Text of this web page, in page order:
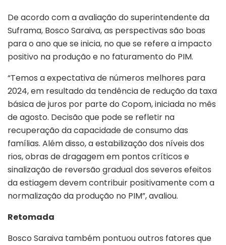
De acordo com a avaliação do superintendente da
Suframa, Bosco Saraiva, as perspectivas são boas
para o ano que se inicia, no que se refere a impacto
positivo na produção e no faturamento do PIM.
“Temos a expectativa de números melhores para
2024, em resultado da tendência de redução da taxa
básica de juros por parte do Copom, iniciada no mês
de agosto. Decisão que pode se refletir na
recuperação da capacidade de consumo das
famílias. Além disso, a estabilização dos níveis dos
rios, obras de dragagem em pontos críticos e
sinalização de reversão gradual dos severos efeitos
da estiagem devem contribuir positivamente com a
normalização da produção no PIM”, avaliou.
Retomada
Bosco Saraiva também pontuou outros fatores que